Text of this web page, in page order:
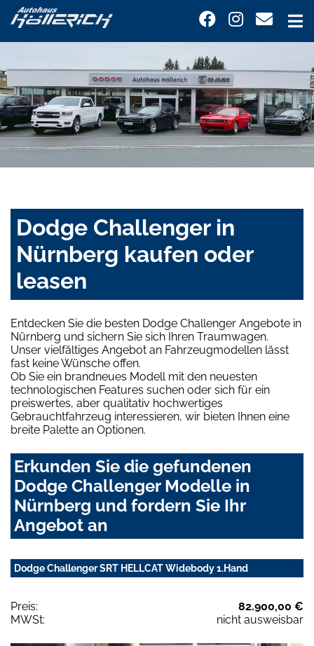
Dodge Challenger in
Nürnberg kaufen oder
leasen
Entdecken Sie die besten Dodge Challenger Angebote in
Nürnberg und sichern Sie sich Ihren Traumwagen.
Unser vielfältiges Angebot an Fahrzeugmodellen lässt
fast keine Wünsche offen.
Ob Sie ein brandneues Modell mit den neuesten
technologischen Features suchen oder sich für ein
preiswertes, aber qualitativ hochwertiges
Gebrauchtfahrzeug interessieren, wir bieten Ihnen eine
breite Palette an Optionen.
Erkunden Sie die gefundenen
Dodge Challenger Modelle in
Nürnberg und fordern Sie Ihr
Angebot an
Dodge Challenger SRT HELLCAT Widebody 1.Hand
Preis:
82.900,00 €
MWSt:
nicht ausweisbar